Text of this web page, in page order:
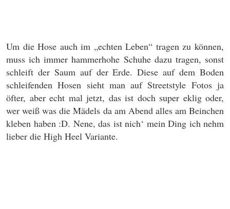
Um die Hose auch im „echten Leben“ tragen zu können,
muss ich immer hammerhohe Schuhe dazu tragen, sonst
schleift der Saum auf der Erde. Diese auf dem Boden
schleifenden Hosen sieht man auf Streetstyle Fotos ja
öfter, aber echt mal jetzt, das ist doch super eklig oder,
wer weiß was die Mädels da am Abend alles am Beinchen
kleben haben :D. Nene, das ist nich‘ mein Ding ich nehm
lieber die High Heel Variante.